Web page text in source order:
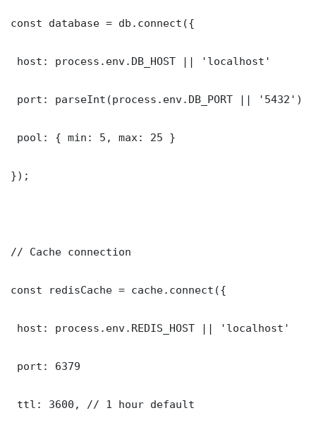
const database = db.connect({
host: process.env.DB_HOST || 'localhost'
port: parseInt(process.env.DB_PORT || '5432')
pool: { min: 5, max: 25 }
});
// Cache connection
const redisCache = cache.connect({
host: process.env.REDIS_HOST || 'localhost'
port: 6379
ttl: 3600, // 1 hour default